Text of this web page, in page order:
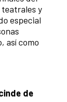
y
especial
así como
de